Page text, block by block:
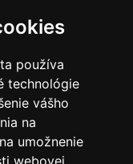
používa
technológie
vášho
na
na umožnenie
webovej
osobných